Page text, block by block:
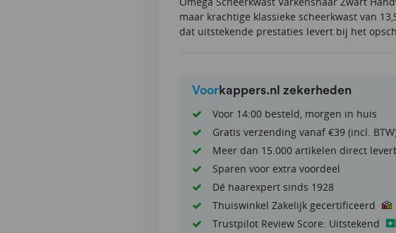
maar krachtige klassieke scheerkwast van
dat uitstekende prestaties levert bij het
Voorkappers.nl zekerheden
Voor 14:00 besteld, morgen in huis
Gratis verzending vanaf €39 (incl.
Meer dan 15.000 artikelen direct
Sparen voor extra voordeel
Dé haarexpert sinds 1928
Thuiswinkel Zakelijk gecertificeerd
Trustpilot Review Score: Uitstekend